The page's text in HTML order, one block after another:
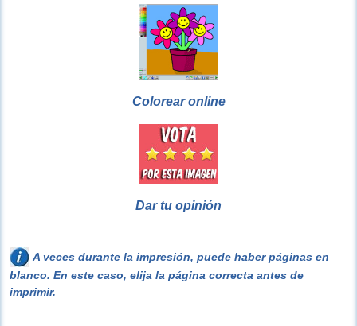
Colorear online
Dar tu opinión
A veces durante la impresión, puede haber páginas en
blanco. En este caso, elija la página correcta antes de
imprimir.